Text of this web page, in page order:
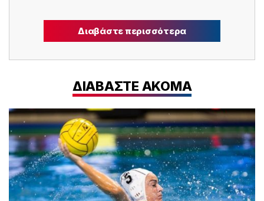
Διαβάστε περισσότερα
ΔΙΑΒΑΣΤΕ ΑΚΟΜΑ